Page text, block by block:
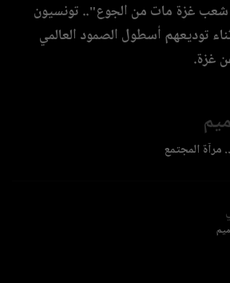
شعب غزة مات من الجوع".. تونسيون
توديعهم أسطول الصمود العالمي
غزة.
المجتمع